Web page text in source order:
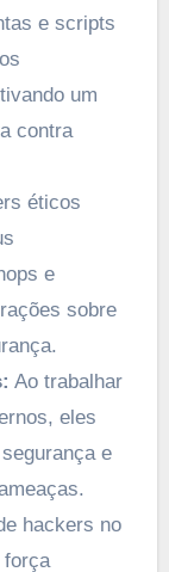
e scripts
um
contra
éticos
e
sobre
Ao trabalhar
eles
e
hackers no
força